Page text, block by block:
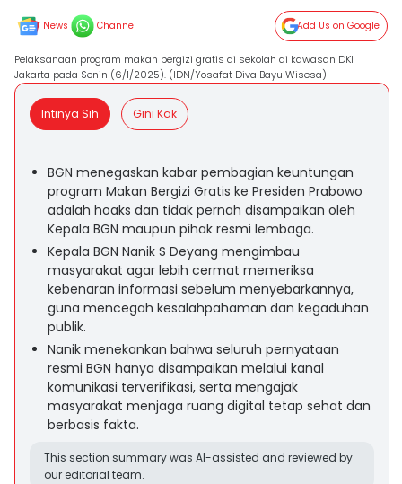
News Channel Add Us on Google
Pelaksanaan program makan bergizi gratis di sekolah di kawasan DKI
Jakarta pada Senin (6/1/2025). (IDN/Yosafat Diva Bayu Wisesa)
Intinya Sih Gini Kak
BGN menegaskan kabar pembagian keuntungan
program Makan Bergizi Gratis ke Presiden Prabowo
adalah hoaks dan tidak pernah disampaikan oleh
Kepala BGN maupun pihak resmi lembaga.
Kepala BGN Nanik S Deyang mengimbau
masyarakat agar lebih cermat memeriksa
kebenaran informasi sebelum menyebarkannya,
guna mencegah kesalahpahaman dan kegaduhan
publik.
Nanik menekankan bahwa seluruh pernyataan
resmi BGN hanya disampaikan melalui kanal
komunikasi terverifikasi, serta mengajak
masyarakat menjaga ruang digital tetap sehat dan
berbasis fakta.
This section summary was AI-assisted and reviewed by
our editorial team.